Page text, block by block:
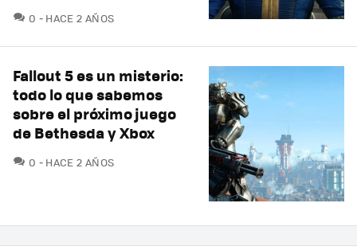
0 COMENTARIOS
HACE 2 AÑOS
Fallout 5 es un misterio:
todo lo que sabemos
sobre el próximo juego
de Bethesda y Xbox
0 COMENTARIOS
HACE 2 AÑOS